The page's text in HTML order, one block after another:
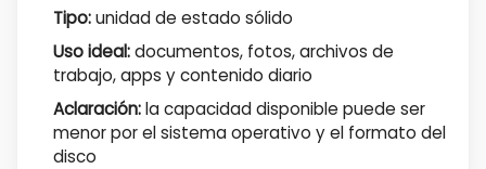
Tipo:unidad de estado sólido
Uso ideal:documentos, fotos, archivos de
trabajo, apps y contenido diario
Aclaración:la capacidad disponible puede ser
menor por el sistema operativo y el formato del
disco